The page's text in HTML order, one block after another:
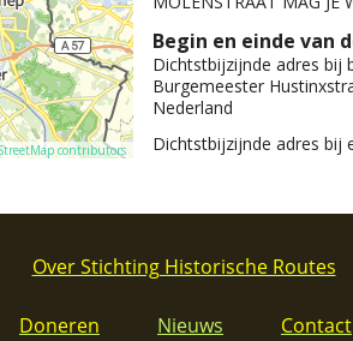
Over Stichting Historische Routes
Doneren Nieuws Contact